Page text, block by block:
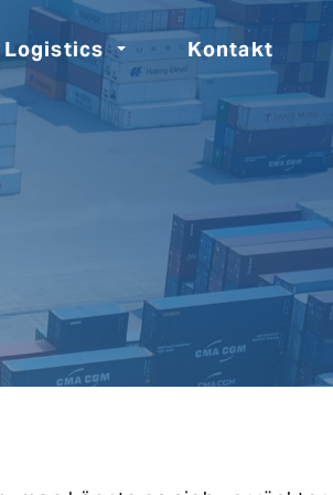
Logistics Kontakt